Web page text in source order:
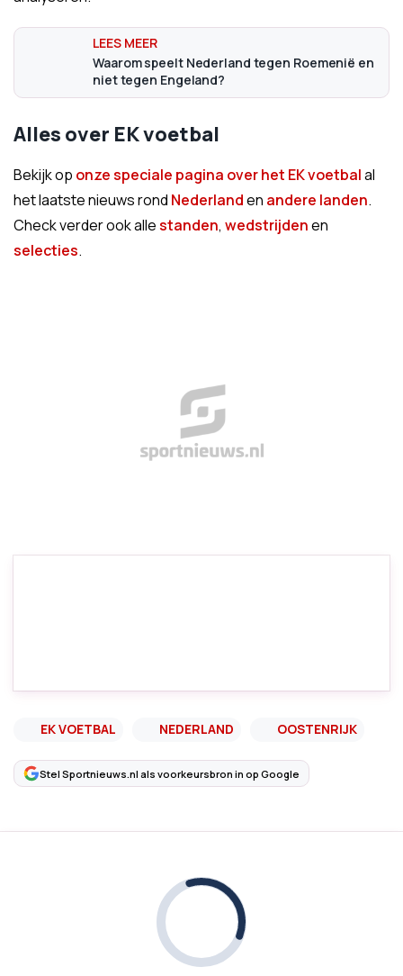
Waarom speelt Nederland tegen Roemenië en
niet tegen Engeland?
Alles over EK voetbal
Bekijk op onze speciale pagina over het EK voetbalal
het laatste nieuws rond Nederlanden andere landen.
Check verder ook allestanden, wedstrijdenen
selecties.
EK VOETBAL NEDERLAND OOSTENRIJK
Stel Sportnieuws.nl als voorkeursbron in op Google